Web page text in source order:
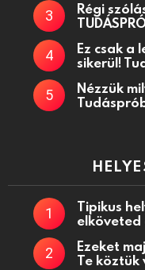
Régi
Ez csak a
sikerül!
Nézzük
Tipikus
elköveted
Ezeket
Te köztük